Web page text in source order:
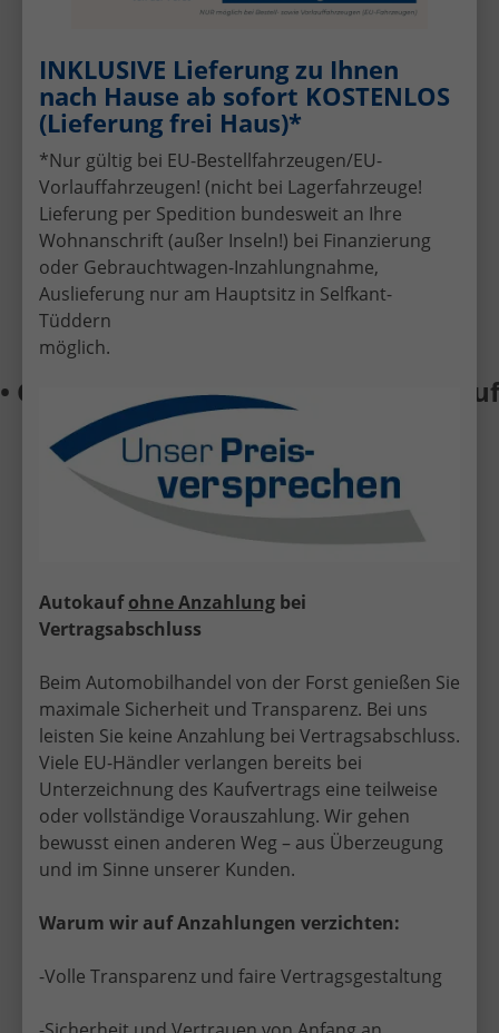
Inzahlungnahme Ihres
Schnelle und faire Bewertung Ihres
aktuellen Fahrzeugs.
Attraktive Finanzierungsangebote
Individuelle Finanzierung zu günstigen
Konditionen.
Kompetente Beratung
Persönlicher Service per Telefon, E-Mail
oder vor Ort in Selfkant-Tüddern.
• Fahrzeug-Ankauf
Sicher, seriös und persönlich – EU-
Hattingen
INKLUSIVE Lieferung zu Ihnen
nach Hause ab sofort KOSTENLOS
(Lieferung frei Haus)*
*Nur gültig bei EU-Bestellfahrzeugen/EU-
Vorlauffahrzeugen! (nicht bei Lagerfahrzeuge!
Lieferung per Spedition bundesweit an Ihre
Wohnanschrift (außer Inseln!) bei Finanzierung
oder Gebrauchtwagen-Inzahlungnahme,
Auslieferung nur am Hauptsitz in Selfkant-
Tüddern
möglich.
Autokaufohne Anzahlung bei
Vertragsabschluss
Beim Automobilhandel von der Forst genießen Sie
maximale Sicherheit und Transparenz. Bei uns
leisten Sie keine Anzahlung bei Vertragsabschluss.
Viele EU-Händler verlangen bereits bei
Unterzeichnung des Kaufvertrags eine teilweise
oder vollständige Vorauszahlung. Wir gehen
bewusst einen anderen Weg – aus Überzeugung
und im Sinne unserer Kunden.
Warum wir auf Anzahlungen verzichten:
-Volle Transparenz und faire Vertragsgestaltung